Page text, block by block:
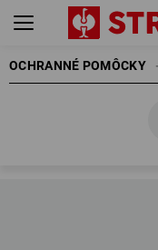
OCHRANNÉ POMÔCKY